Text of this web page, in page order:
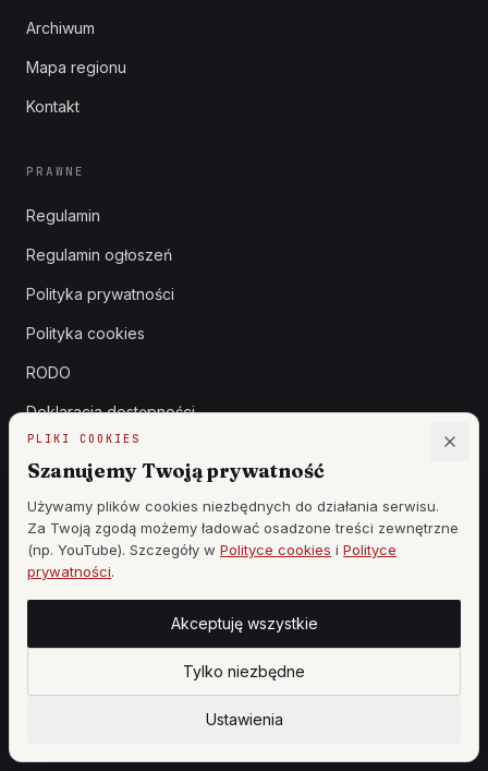
PLIKI COOKIES
Szanujemy Twoją prywatność
Używamy plików cookies niezbędnych do działania serwisu.
Za Twoją zgodą możemy ładować osadzone treści zewnętrzne
(np. YouTube). Szczegóły w Polityce cookies i Polityce
prywatności.
Akceptuję wszystkie
Tylko niezbędne
Ustawienia
Archiwum
Mapa regionu
Kontakt
PRAWNE
Regulamin
Regulamin ogłoszeń
Polityka prywatności
Polityka cookies
RODO
Deklaracja dostępności
REDAKCJA
Klauzula prasowa
Zasady etyki